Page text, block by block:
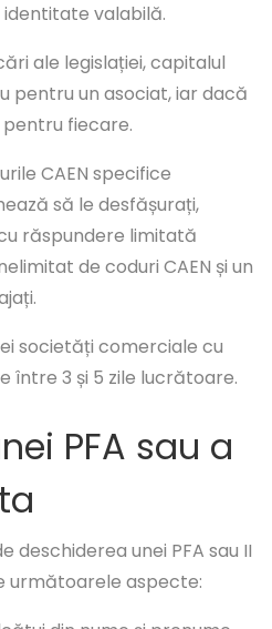
valabilă.
ale legislației, capitalul
pentru un asociat, iar dacă
pentru fiecare.
CAEN specifice
să le desfășurați,
răspundere limitată
de coduri CAEN și un
societăți comerciale cu
între 3 și 5 zile lucrătoare.
PFA sau a
deschiderea unei PFA sau II
următoarele aspecte: